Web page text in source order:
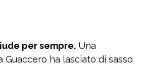
per sempre. Una
Guaccero ha lasciato di sasso